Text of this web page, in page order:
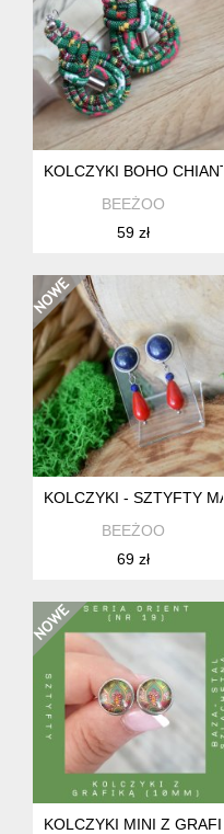
KOLCZYKI BOHO
BEEŻOO
59 zł
KOLCZYKI - SZTYFTY
BEEŻOO
69 zł
KOLCZYKI MINI Z